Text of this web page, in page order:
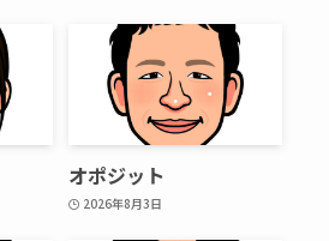
オポジット
2026年8月3日